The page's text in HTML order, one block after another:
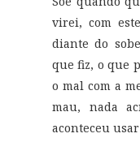
virei, com
diante do
que fiz, o que
o mal com a
mau, nada
aconteceu